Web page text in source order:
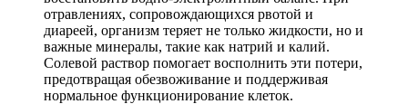
отравлениях, сопровождающихся рвотой и
диареей, организм теряет не только жидкости, но и
важные минералы, такие как натрий и калий.
Солевой раствор помогает восполнить эти потери,
предотвращая обезвоживание и поддерживая
нормальное функционирование клеток.